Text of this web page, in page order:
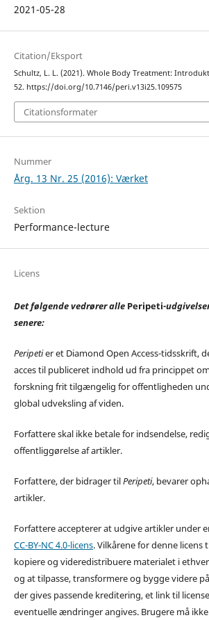
2021-05-28
Citation/Eksport
Schultz, L. L. (2021). Whole Body Treatment:
52. https://doi.org/10.7146/peri.v13i25.109575
Citationsformater
Nummer
Årg. 13 Nr. 25 (2016): Værket
Sektion
Performance-lecture
Licens
Det følgende vedrører alle Peripeti-
senere:
Peripetier et Diamond Open Access-tidsskrift,
acces til publiceret indhold ud fra princippet
forskning frit tilgængelig for offentligheden
global udveksling af viden.
Forfattere skal ikke betale for indsendelse,
offentliggørelse af artikler.
Forfattere, der bidrager tilPeripeti, bevarer
artikler.
Forfattere accepterer at udgive artikler under
CC-BY-NC 4.0-licens. Vilkårene for denne
kopiere og videredistribuere materialet i
og at tilpasse, transformere og bygge videre
der gives passende kreditering, et link til
eventuelle ændringer angives. Brugere må